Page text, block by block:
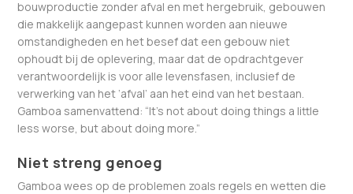
bouwproductie zonder afval en met hergebruik, gebouwen
die makkelijk aangepast kunnen worden aan nieuwe
omstandigheden en het besef dat een gebouw niet
ophoudt bij de oplevering, maar dat de opdrachtgever
verantwoordelijk is voor alle levensfasen, inclusief de
verwerking van het ‘afval’ aan het eind van het bestaan.
Gamboa samenvattend: “It’s not about doing things a little
less worse, but about doing more.”
Niet streng genoeg
Gamboa wees op de problemen zoals regels en wetten die